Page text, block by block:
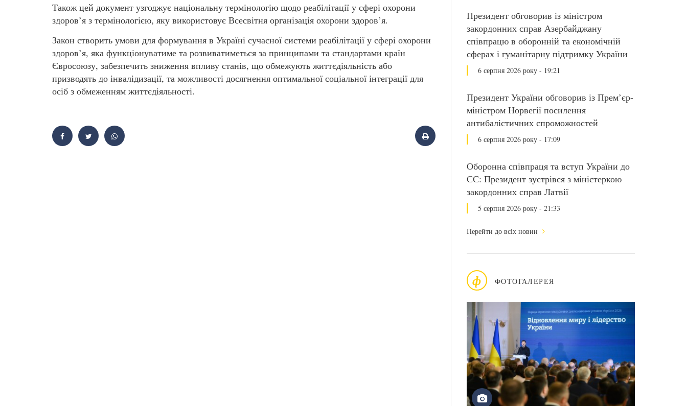
Президент обговорив із міністром
закордонних справ Азербайджану
співпрацю в оборонній та економічній
сферах і гуманітарну підтримку України
6 серпня 2026 року - 19:21
Президент України обговорив із Прем’єр-
міністром Норвегії посилення
антибалістичних спроможностей
6 серпня 2026 року - 17:09
Оборонна співпраця та вступ України до
ЄС: Президент зустрівся з міністеркою
закордонних справ Латвії
5 серпня 2026 року - 21:33
Перейти до всіх новин
ф ФОТОГАЛЕРЕЯ
Також цей документ узгоджує національну термінологію щодо реабілітації у сфері охорони
здоров’я з термінологією, яку використовує Всесвітня організація охорони здоров’я.
Закон створить умови для формування в Україні сучасної системи реабілітації у сфері охорони
здоров’я, яка функціонуватиме та розвиватиметься за принципами та стандартами країн
Євросоюзу, забезпечить зниження впливу станів, що обмежують життєдіяльність або
призводять до інвалідизації, та можливості досягнення оптимальної соціальної інтеграції для
осіб з обмеженням життєдіяльності.